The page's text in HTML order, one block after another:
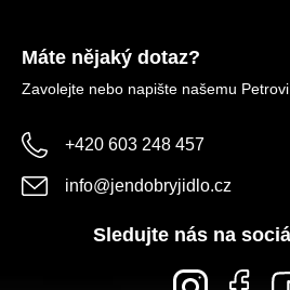
Máte nějaký dotaz?
Zavolejte nebo napište našemu Petrovi.
+420 603 248 457
info@jendobryjidlo.cz
Sledujte nás na